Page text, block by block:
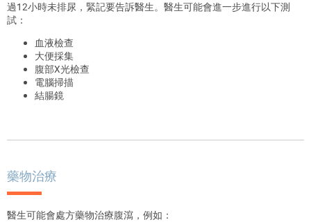
過12小時未排尿 ，緊記要告訴醫生。 醫生可能會進一步進行以下測
試：
血液檢查
大便採集
腹部X光檢查
電腦掃描
結腸鏡
藥物治療
醫生可能會處方藥物治療腹瀉，例如：